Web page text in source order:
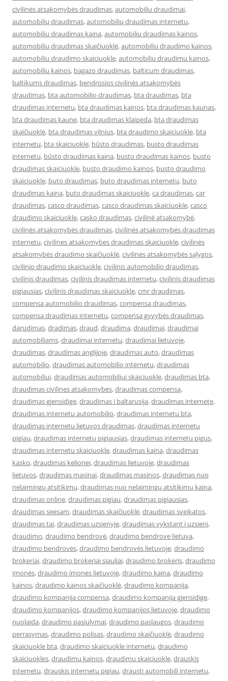
civilinės atsakomybės draudimas,automobiliu draudimai,
automobilių draudimas,automobilių draudimas internetu,
automobiliu draudimas kaina,automobiliu draudimas kainos,
automobilių draudimas skaičiuoklė,automobiliu draudimo kainos,
automobiliu draudimo skaiciuokle,automobiliu draudimu kainos,
automobilių kainos, bagazo draudimas, balticum draudimas,
baltikums draudimas, bendrosios civilinės atsakomybės
draudimas, bta automobilio draudimas, bta draudimas, bta
draudimas internetu, bta draudimas kainos, bta draudimas kaunas,
bta draudimas kaune, bta draudimas klaipeda, bta draudimas
skaičiuoklė, bta draudimas vilnius, bta draudimo skaiciuokle, bta
internetu, bta skaiciuokle, būsto draudimas, busto draudimas
internetu, būsto draudimas kaina, busto draudimas kainos, busto
draudimas skaiciuokle, busto draudimo kainos, busto draudimo
skaiciuokle, buto draudimas, buto draudimas internetu, buto
draudimas kaina, buto draudimas skaiciuokle,ca draudimas,car
draudimas,casco draudimas,casco draudimas skaiciuokle,casco
draudimo skaiciuokle,casko draudimas,civilinė atsakomybė,
civilinės atsakomybės draudimas,civilinės atsakomybės draudimas
internetu,civilines atsakomybes draudimas skaiciuokle,civilinės
atsakomybės draudimo skaičiuoklė,civilinės atsakomybės sąlygos,
civilinio draudimo skaiciuokle,civilinis automobilio draudimas,
civilinis draudimas,civilinis draudimas internetu,civilinis draudimas
pigiausias,civilinis draudimas skaiciuokle,cmr draudimas,
compensa automobilio draudimas,compensa draudimas,
compensa draudimas internetu,compensa gyvybės draudimas,
darudimas,dradimas,draud,draudima,draudimai,draudimai
automobiliams,draudimai internetu,draudimai lietuvoje,
draudimas,draudimas anglijoje,draudimas auto,draudimas
automobilio,draudimas automobilio internetu,draudimas
automobiliui,draudimas automobiliui skaiciuokle,draudimas bta,
draudimas civilines atsakomybes,draudimas compensa,
draudimas gjensidige,draudimas i baltarusija,draudimas internete,
draudimas internetu automobilio,draudimas internetu bta,
draudimas internetu lietuvos draudimas,draudimas internetu
pigiau,draudimas internetu pigiausias,draudimas internetu pigus,
draudimas internetu skaiciuokle,draudimas kaina,draudimas
kasko,draudimas kelionei,draudimas lietuvoje,draudimas
lietuvos,draudimas masinai,draudimas masinos,draudimas nuo
nelaimingų atsitikimų,draudimas nuo nelaimingų atsitikimų kaina,
draudimas online,draudimas pigiau,draudimas pigiausias,
draudimas seesam,draudimas skaičiuoklė,draudimas sveikatos,
draudimas tai,draudimas uzsienyje,draudimas vykstant i uzsieni,
draudimo,draudimo bendrovė,draudimo bendrove lietuva,
draudimo bendrovės,draudimo bendrovės lietuvoje,draudimo
brokeriai,draudimo brokeriai siauliai,draudimo brokeris,draudimo
įmonės,draudimo imones lietuvoje,draudimo kaina,draudimo
kainos,draudimo kainos skaičiuoklė,draudimo kompanija,
draudimo kompanija compensa,draudimo kompanija gjensidige,
draudimo kompanijos,draudimo kompanijos lietuvoje,draudimo
nuolaida,draudimo pasiulymai,draudimo paslaugos,draudimo
perrasymas,draudimo polisas,draudimo skaičiuoklė,draudimo
skaiciuokle bta,draudimo skaiciuokle internetu,draudimo
skaiciuokles,draudimu kainos,draudimu skaiciuokle,drauskis
internetu,drauskis internetu pigiau,drausti automobili internetu,